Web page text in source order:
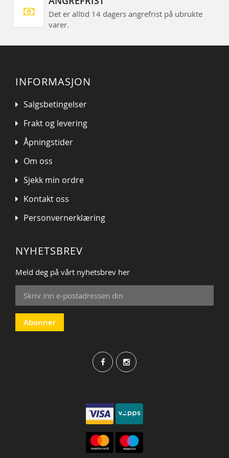
Det er alltid 14 dagers angrefrist på ubrukte
varer.
INFORMASJON
Salgsbetingelser
Frakt og levering
Åpningstider
Om oss
Sjekk min ordre
Kontakt oss
Personvernerklæring
NYHETSBREV
Meld deg på vårt nyhetsbrev her
Sign
Up
for
Our
Newsletter:
Abonner